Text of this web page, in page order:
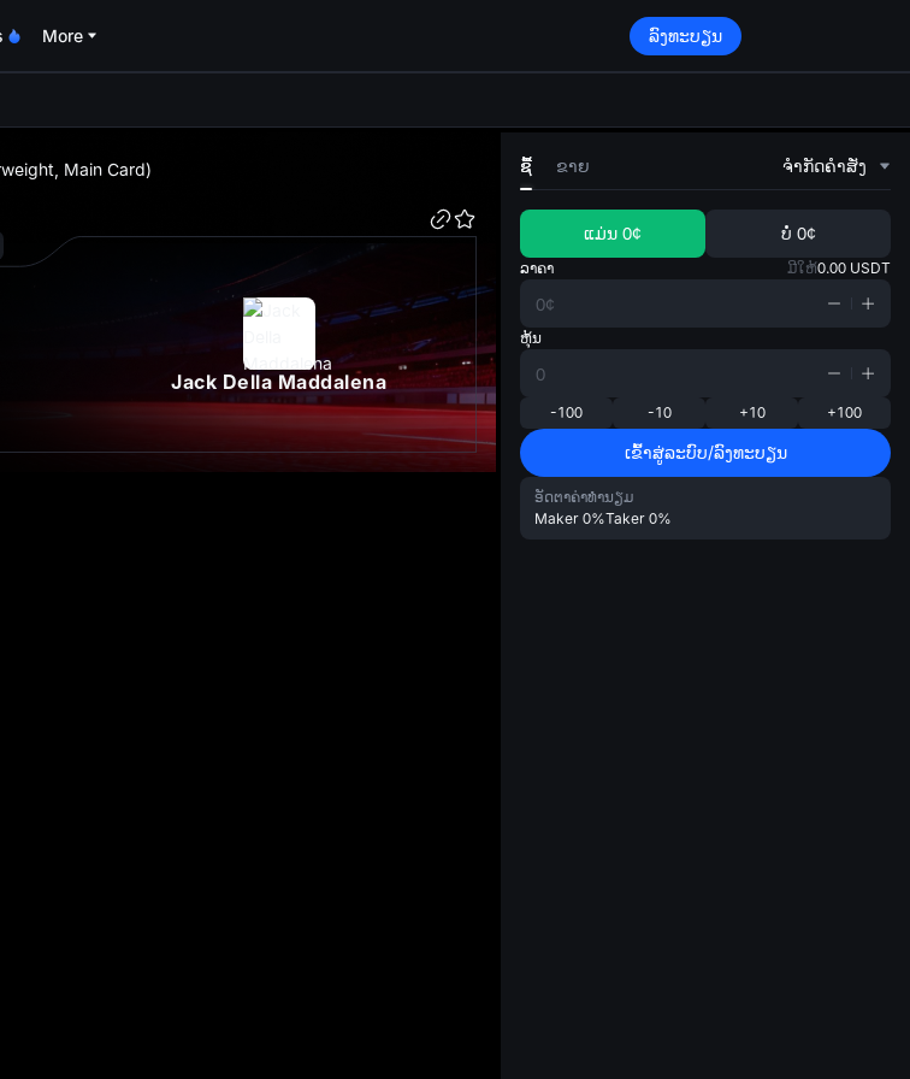
More ລົງທະບຽນ
Main Card)
Jack Della Maddalena
ຊື້ ຂາຍ ຈໍາກັດຄໍາສັ່ງ
ແມ່ນ 0¢ ບໍ່ 0¢
ລາຄາ ມີໃຫ້0.00 USDT
ຫຸ້ນ
-100 -10 +10 +100
ເຂົ້າສູ່ລະບົບ/ລົງທະບຽນ
ອັດຕາຄ່າທຳນຽມ
Maker 0%Taker 0%